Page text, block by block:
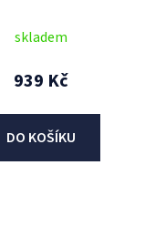
skladem
939 Kč
DO KOŠÍKU